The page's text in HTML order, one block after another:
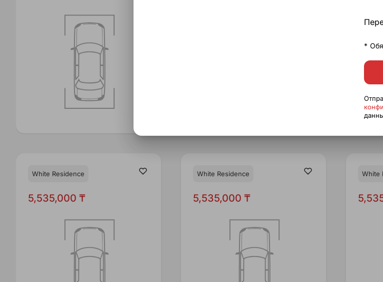
White Residence
5,535,000 ₸
White Residence
5,535,000 ₸
White
*